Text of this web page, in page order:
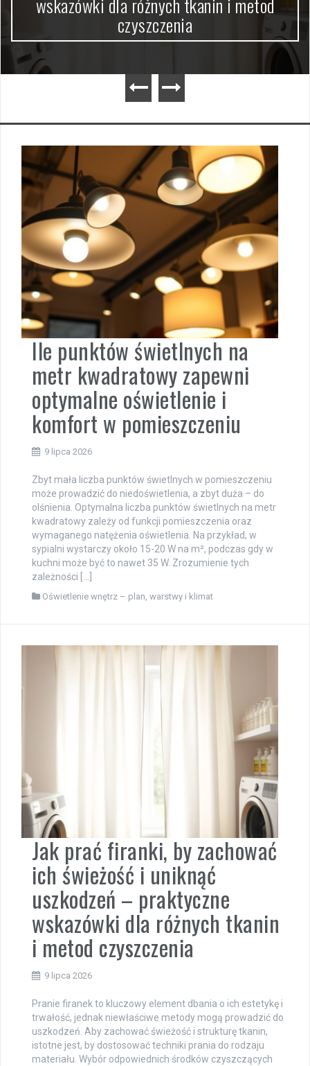
wskazówki dla różnych tkanin i metod
czyszczenia
Ile punktów świetlnych na
metr kwadratowy zapewni
optymalne oświetlenie i
komfort w pomieszczeniu
9 lipca 2026
Zbyt mała liczba punktów świetlnych w pomieszczeniu
może prowadzić do niedoświetlenia, a zbyt duża – do
olśnienia. Optymalna liczba punktów świetlnych na metr
kwadratowy zależy od funkcji pomieszczenia oraz
wymaganego natężenia oświetlenia. Na przykład, w
sypialni wystarczy około 15-20 W na m², podczas gdy w
kuchni może być to nawet 35 W. Zrozumienie tych
zależności […]
Oświetlenie wnętrz – plan, warstwy i klimat
Jak prać firanki, by zachować
ich świeżość i uniknąć
uszkodzeń – praktyczne
wskazówki dla różnych tkanin
i metod czyszczenia
9 lipca 2026
Pranie firanek to kluczowy element dbania o ich estetykę i
trwałość, jednak niewłaściwe metody mogą prowadzić do
uszkodzeń. Aby zachować świeżość i strukturę tkanin,
istotne jest, by dostosować techniki prania do rodzaju
materiału. Wybór odpowiednich środków czyszczących